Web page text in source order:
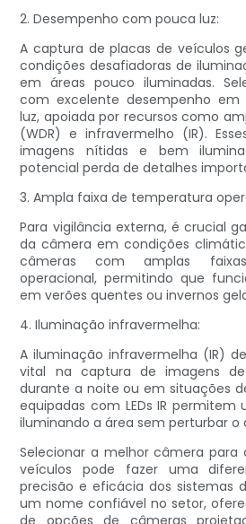
2. Desempenho com pouca luz:
A captura de placas de veículos
condições desafiadoras de
em áreas pouco iluminadas.
com excelente desempenho em
luz, apoiada por recursos como
(WDR) e infravermelho (IR).
imagens nítidas e bem
potencial perda de detalhes
3. Ampla faixa de temperatura
Para vigilância externa, é crucial
da câmera em condições
câmeras com amplas
operacional, permitindo que
em verões quentes ou invernos
4. Iluminação infravermelha:
A iluminação infravermelha (IR)
vital na captura de imagens
durante a noite ou em situações
equipadas com LEDs IR permitem
iluminando a área sem perturbar o
Selecionar a melhor câmera para
veículos pode fazer uma
precisão e eficácia dos sistemas
um nome confiável no setor,